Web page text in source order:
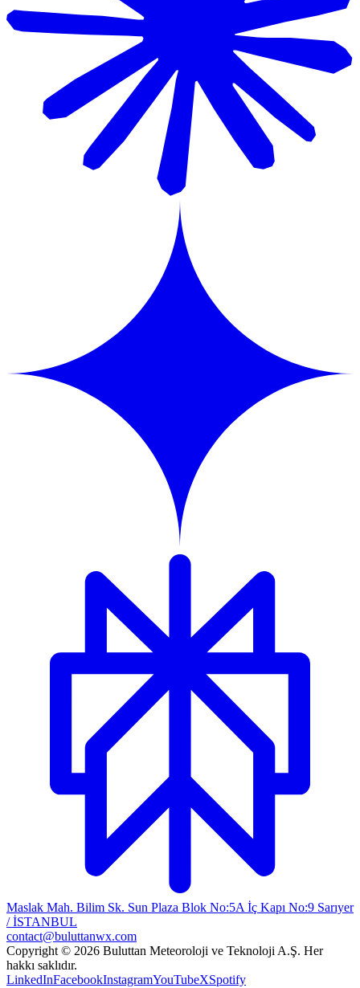
Maslak Mah. Bilim Sk. Sun Plaza Blok No:5A İç Kapı No:9 Sarıyer
/ İSTANBUL
contact@buluttanwx.com
Copyright © 2026 Buluttan Meteoroloji ve Teknoloji A.Ş. Her
hakkı saklıdır.
LinkedInFacebookInstagramYouTubeXSpotify